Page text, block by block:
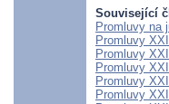
Související
Promluvy na
Promluvy
Promluvy
Promluvy
Promluvy
Promluvy